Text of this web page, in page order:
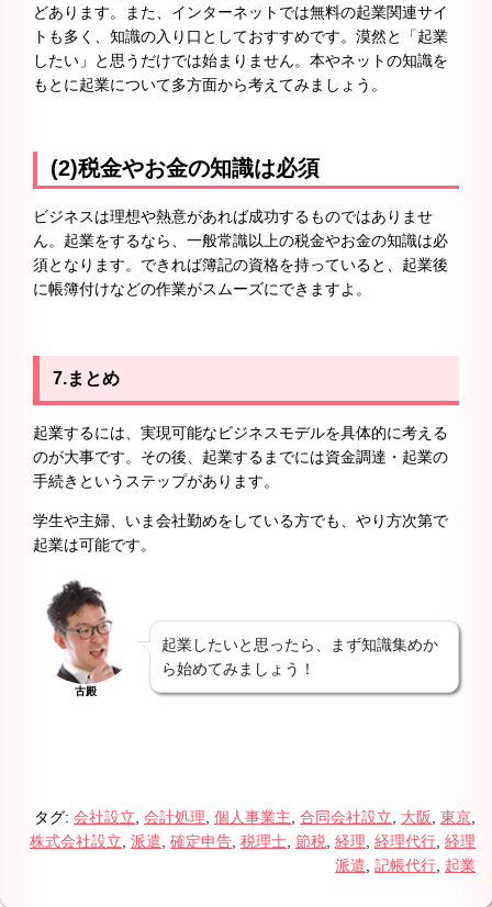
どあります。また、インターネットでは無料の起業関連サイ
トも多く、知識の入り口としておすすめです。漠然と「起業
したい」と思うだけでは始まりません。本やネットの知識を
もとに起業について多方面から考えてみましょう。
(2)税金やお金の知識は必須
ビジネスは理想や熱意があれば成功するものではありませ
ん。起業をするなら、一般常識以上の税金やお金の知識は必
須となります。できれば簿記の資格を持っていると、起業後
に帳簿付けなどの作業がスムーズにできますよ。
7.まとめ
起業するには、実現可能なビジネスモデルを具体的に考える
のが大事です。その後、起業するまでには資金調達・起業の
手続きというステップがあります。
学生や主婦、いま会社勤めをしている方でも、やり方次第で
起業は可能です。
古殿
起業したいと思ったら、まず知識集めか
ら始めてみましょう！
タグ: 会社設立 会計処理 個人事業主 合同会社設立 大阪 東京
株式会社設立 派遣 確定申告 税理士 節税 経理 経理代行 経理
派遣 記帳代行 起業